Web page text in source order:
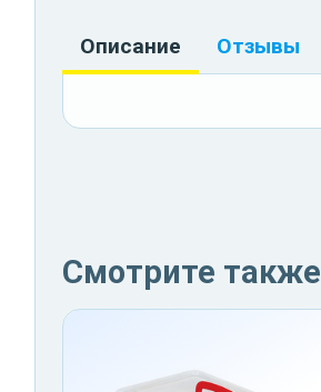
Описание Отзывы
Смотрите также